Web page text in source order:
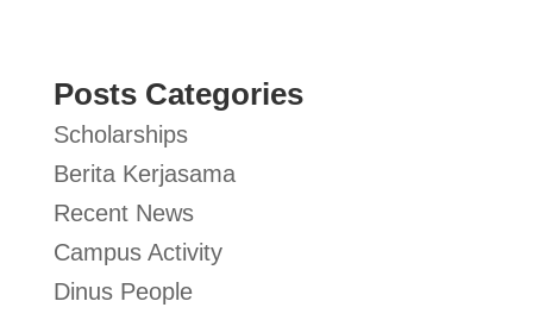
Posts Categories
Scholarships
Berita Kerjasama
Recent News
Campus Activity
Dinus People